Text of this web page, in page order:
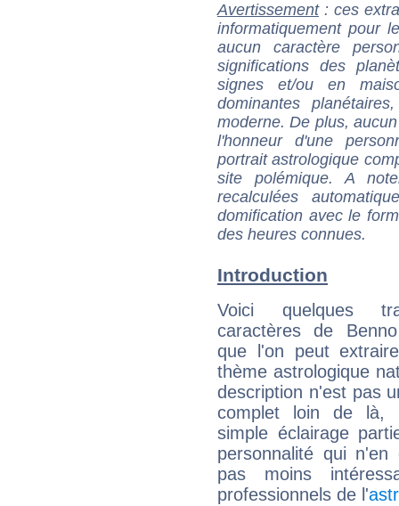
Avertissement: ces
informatiquement pour
aucun caractère
significations des
signes et/ou en
dominantes
moderne. De plus,
l'honneur d'une
portrait astrologique
site polémique. A
recalculées
domification avec le
des heures connues.
Introduction
Voici quelques
caractères de
que l'on peut
thème astrologique
description n'est pas
complet loin de là,
simple éclairage
personnalité qui n'en
pas moins
professionnels de l'